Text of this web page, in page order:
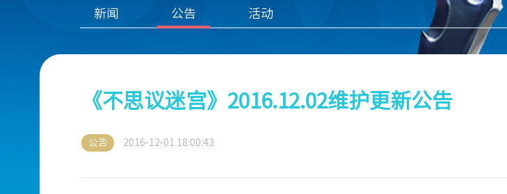
新闻 公告 活动
《不思议迷宫》2016.12.02维护更新公告
公告 2016-12-01 18:00:43